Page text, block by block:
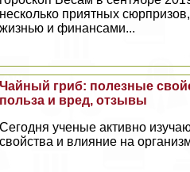
несколько приятных
жизнью и финансами...
Чайный гриб: полезные
польза и вред, отзывы
Сегодня ученые активно
свойства и влияние на